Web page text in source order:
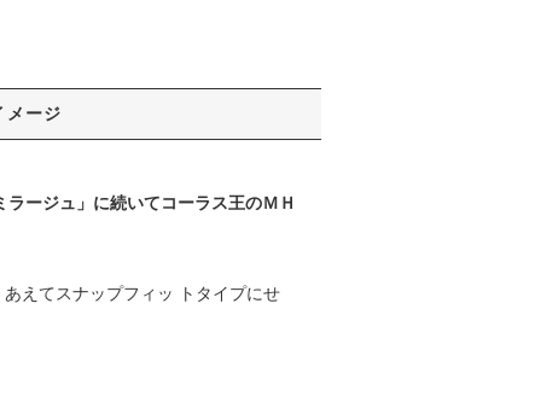
メージ
ージュ」に続いてコーラス王のＭＨ
えてスナップフィッ トタイプにせ